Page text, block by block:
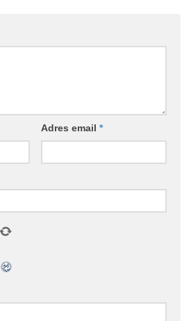
Adres email *